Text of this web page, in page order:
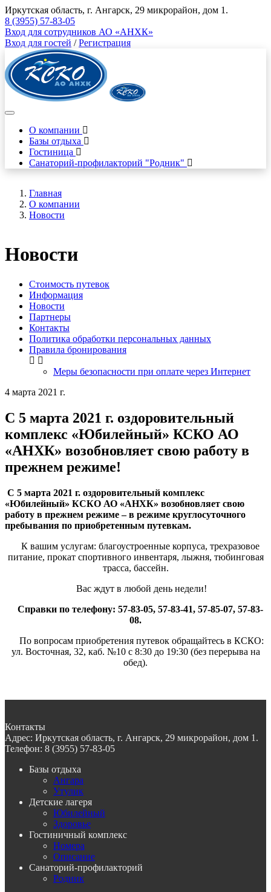
Иркутская область, г. Ангарск, 29 микрорайон, дом 1.
8 (3955) 57-83-05
Вход для сотрудников АО «АНХК»
Вход для гостей /Регистрация
О компании
Базы отдыха
Гостиница
Санаторий-профилакторий "Родник"
Главная
О компании
Новости
Новости
Стоимость путевок
Информация
Новости
Партнеры
Контакты
Политика обработки персональных данных
Правила бронирования
Меры безопасности при оплате через Интернет
4 марта 2021 г.
С 5 марта 2021 г. оздоровительный
комплекс «Юбилейный» КСКО АО
«АНХК» возобновляет свою работу в
прежнем режиме!
С 5 марта 2021 г. оздоровительный комплекс
«Юбилейный» КСКО АО «АНХК» возобновляет свою
работу в прежнем режиме – в режиме круглосуточного
пребывания по приобретенным путевкам.
К вашим услугам: благоустроенные корпуса, трехразовое
питание, прокат спортивного инвентаря, лыжня, тюбинговая
трасса, бассейн.
Вас ждут в любой день недели!
Справки по телефону: 57-83-05, 57-83-41, 57-85-07, 57-83-
08.
По вопросам приобретения путевок обращайтесь в КСКО:
ул. Восточная, 32, каб. №10 с 8:30 до 19:30 (без перерыва на
обед).
Контакты
Адрес: Иркутская область, г. Ангарск, 29 микрорайон, дом 1.
Телефон: 8 (3955) 57-83-05
Базы отдыха
Ангара
Утулик
Детские лагеря
Юбилейный
Здоровье
Гостиничный комплекс
Номера
Описание
Санаторий-профилакторий
Родник